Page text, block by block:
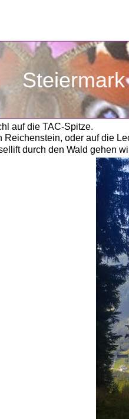
auf die TAC-Spitze.
oder auf die
durch den Wald gehen